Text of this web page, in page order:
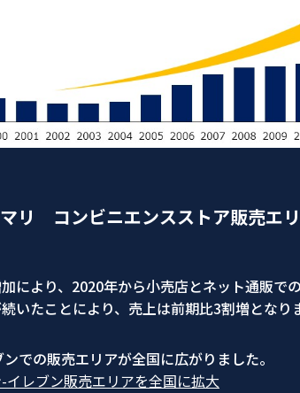
リ コンビニエンスストア販売エ
により、2020年から小売店とネット通販
いたことにより、売上は前期比3割増となり
での販売エリアが全国に広がりました。
イレブン販売エリアを全国に拡大